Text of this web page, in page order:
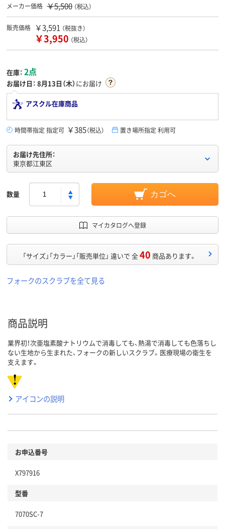
メーカー価格 ￥5,500 （税込）
販売価格 ￥3,591 （税抜き）
￥3,950 （税込）
在庫： 2点
お届け日： 8月13日（木）にお届け
アスクル在庫商品
時間帯指定 指定可 ￥385（税込） 置き場所指定 利用可
お届け先住所：
東京都江東区
数量 カゴへ
マイカタログへ登録
「サイズ」「カラー」「販売単位」 違いで 全40 商品あります。
フォークのスクラブを全て見る
商品説明
業界初！次亜塩素酸ナトリウムで消毒しても、熱湯で消毒しても色落ちし
ない生地から生まれた、フォークの新しいスクラブ。医療現場の衛生を
支えます。
アイコンの説明
お申込番号
X797916
型番
7070SC-7